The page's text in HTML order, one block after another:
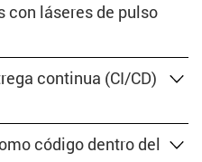
con láseres de pulso
continua (CI/CD)
código dentro del